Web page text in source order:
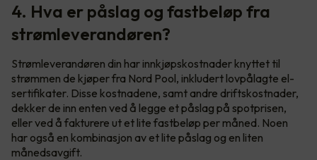
4. Hva er påslag og fastbeløp fra
strømleverandøren?
Strømleverandøren din har innkjøpskostnader knyttet til
strømmen de kjøper fra Nord Pool, inkludert lovpålagte el-
sertifikater. Disse kostnadene, samt andre driftskostnader,
dekker de inn enten ved å legge et påslag på spotprisen,
eller ved å fakturere ut et lite fastbeløp per måned. Noen
har også en kombinasjon av et lite påslag og en liten
månedsavgift.